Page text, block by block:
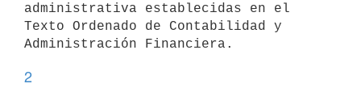
administrativa establecidas en el
Texto Ordenado de Contabilidad y
2